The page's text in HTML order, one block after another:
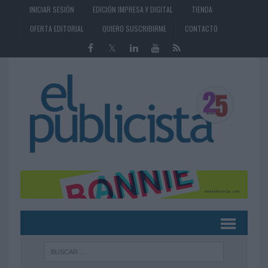
INICIAR SESIÓN EDICIÓN IMPRESA Y DIGITAL
TIENDA
OFERTA EDITORIAL
QUIERO SUSCRIBIRME CONTACTO